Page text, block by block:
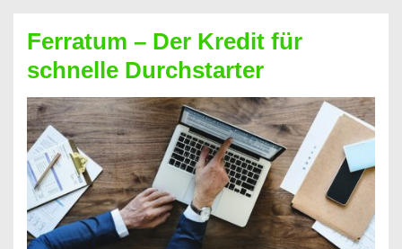
Ferratum – Der Kredit für
schnelle Durchstarter